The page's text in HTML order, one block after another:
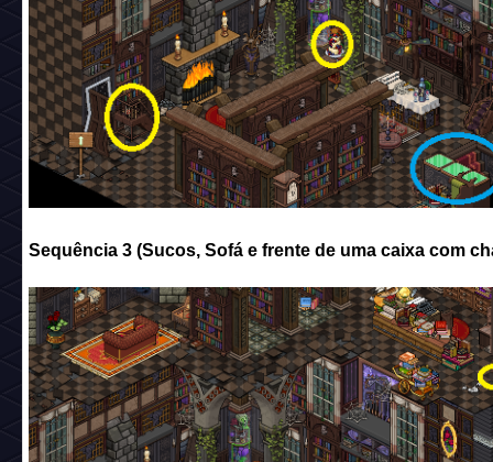
Sequência 3 (Sucos, Sofá e frente de uma caixa com